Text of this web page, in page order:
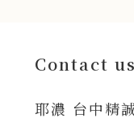
Contact us
耶濃 台中精